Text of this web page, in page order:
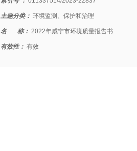
主题分类： 环境监测、保护和治理
名 称： 2022年咸宁市环境质量报告书
有效性： 有效